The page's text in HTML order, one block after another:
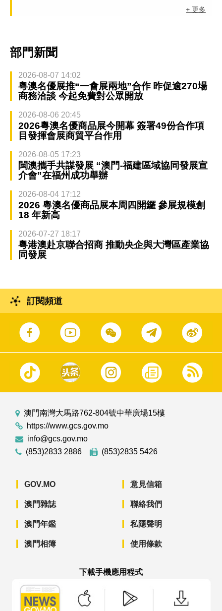
+ 更多
部門新聞
2026-08-07 14:02
粵澳名優展推“一會展兩地”合作 昨促逾270場
商務洽談 今起免費對公眾開放
2026-08-06 20:45
2026粵澳名優商品展今開幕 簽署49份合作項
目發揮會展商貿平台作用
2026-08-05 17:23
閩澳攜手共謀發展 “澳門-福建區域協同發展宣
介會”在福州成功舉辦
2026-08-04 17:12
2026 粵澳名優商品展本周四開鑼 參展規模創
18 年新高
2026-07-27 18:17
粵港澳赴京聯合招商 推動央企與大灣區產業協
同發展
訂閱頻道
澳門南灣大馬路762-804號中華廣場15樓
https://www.gcs.gov.mo
info@gcs.gov.mo
(853)2833 2886
(853)2835 5426
GOV.MO
澳門雜誌
澳門年鑑
澳門相簿
意見信箱
聯絡我們
私隱聲明
使用條款
下載手機應用程式